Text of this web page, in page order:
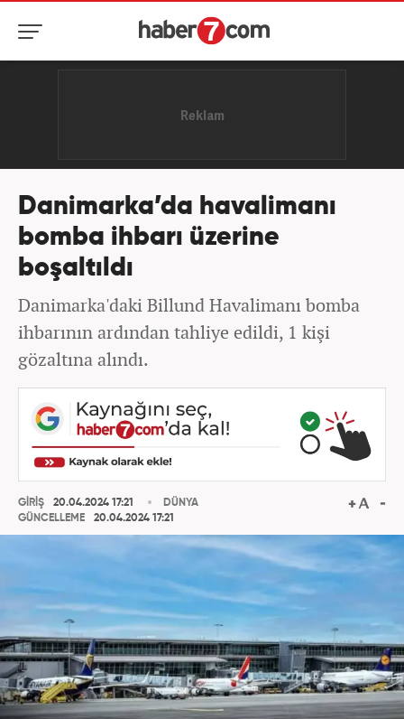
Danimarka’da havalimanı
bomba ihbarı üzerine
boşaltıldı
Danimarka'daki Billund Havalimanı bomba
ihbarının ardından tahliye edildi, 1 kişi
gözaltına alındı.
GİRİŞ
20.04.2024 17:21
GÜNCELLEME
20.04.2024 17:21
DÜNYA